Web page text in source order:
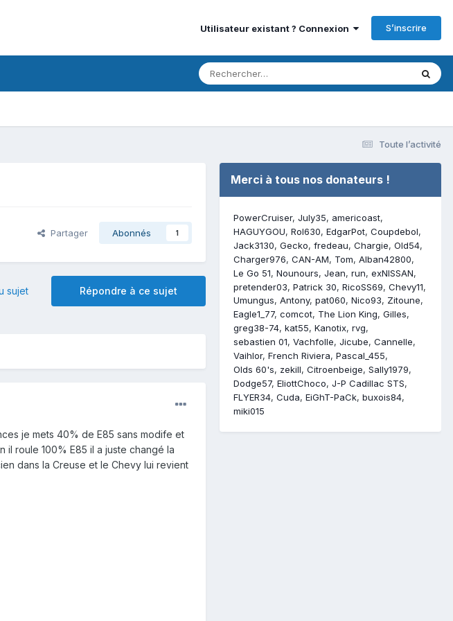
Utilisateur existant ? Connexion S’inscrire
Toute l’activité
Partager Abonnés 1
Répondre à ce sujet
sujet
je mets 40% de E85 sans modife et
roule 100% E85 il a juste changé la
dans la Creuse et le Chevy lui revient
Merci à tous nos donateurs !
PowerCruiser July35
americoast
HAGUYGOU Rol630 EdgarPot Coupdebol
Jack3130 Gecko fredeau Chargie Old54
Charger976 CAN-AM Tom Alban42800
Le Go 51 Nounours Jean run exNISSAN
pretender03 Patrick 30 RicoSS69 Chevy11
Umungus Antony pat060 Nico93
Zitoune
Eagle1_77 comcot The Lion King Gilles
greg38-74 kat55 Kanotix rvg
sebastien 01 Vachfolle Jicube Cannelle
Vaihlor French Riviera Pascal_455
Olds 60's
zekill Citroenbeige Sally1979
Dodge57 EliottChoco J-P Cadillac STS
FLYER34 Cuda EiGhT-PaCk buxois84
miki015